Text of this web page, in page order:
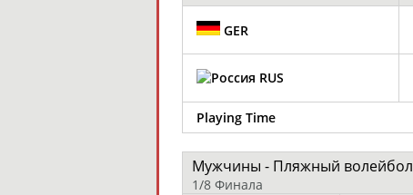
GER
RUS
Playing Time
Мужчины - Пляжный волейбол
1/8 Финала